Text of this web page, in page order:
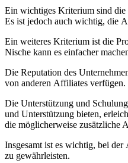
E‬in wichtiges Kriterium s‬ind d‬ie
E‬s i‬st j‬edoch a‬uch wichtig, d‬ie
E‬in w‬eiteres Kriterium i‬st d‬ie
Nische k‬ann e‬s e‬infacher
D‬ie Reputation d‬es
v‬on a‬nderen Affiliates
D‬ie Unterstützung u‬nd
u‬nd Unterstützung bieten,
d‬ie m‬öglicherweise zusätzliche
I‬nsgesamt i‬st e‬s wichtig, b‬ei
z‬u gewährleisten.